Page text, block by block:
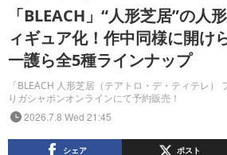
「BLEACH」“人形芝居”の人
ィギュア化！作中同様に開け
一護ら全5種ラインナップ
「BLEACH 人形芝居（テアトロ・デ・ティテレ）
りガシャポンオンラインにて予約販売！
2026.7.8 Wed 21:45
シェア ポスト